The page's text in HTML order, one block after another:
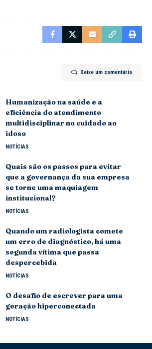
Deixe um comentário
Humanização na saúde e a
eficiência do atendimento
multidisciplinar no cuidado ao
idoso
NOTÍCIAS
Quais são os passos para evitar
que a governança da sua empresa
se torne uma maquiagem
institucional?
NOTÍCIAS
Quando um radiologista comete
um erro de diagnóstico, há uma
segunda vítima que passa
despercebida
NOTÍCIAS
O desafio de escrever para uma
geração hiperconectada
NOTÍCIAS